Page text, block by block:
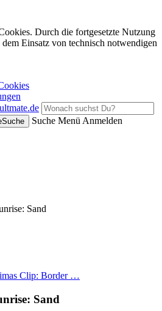
Durch die fortgesetzte Nutzung
Einsatz von technisch notwendigen
Suche Suche Menü Anmelden
Sand
Clip: Border …
Sand